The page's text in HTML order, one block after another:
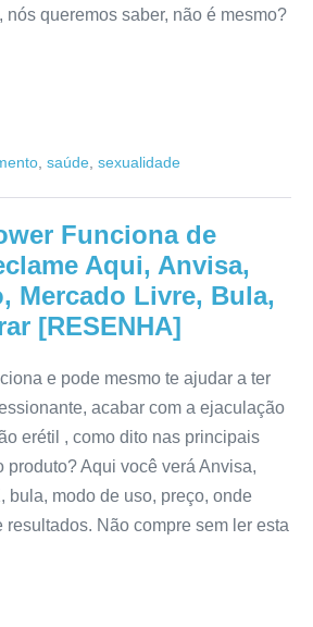
queremos saber, não é mesmo?
saúde sexualidade
Funciona de
Aqui, Anvisa,
Mercado Livre, Bula,
[RESENHA]
e pode mesmo te ajudar a ter
acabar com a ejaculação
erétil , como dito nas principais
produto? Aqui você verá Anvisa,
bula, modo de uso, preço, onde
resultados. Não compre sem ler esta